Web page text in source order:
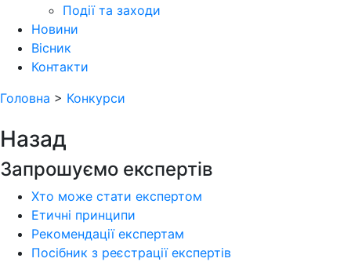
Події та заходи
Новини
Вісник
Контакти
Головна > Конкурси
Назад
Запрошуємо експертів
Хто може стати експертом
Етичні принципи
Рекомендації експертам
Посібник з реєстрації експертів